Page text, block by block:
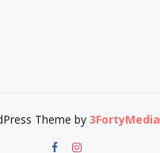
Theme by 3FortyMedia